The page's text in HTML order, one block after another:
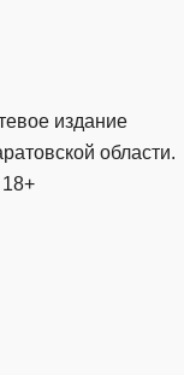
издание
области.